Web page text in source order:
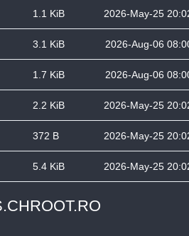
1.1 KiB 2026-May-25
3.1 KiB 2026-Aug-06
1.7 KiB 2026-Aug-06
2.2 KiB 2026-May-25
372 B 2026-May-25
5.4 KiB 2026-May-25